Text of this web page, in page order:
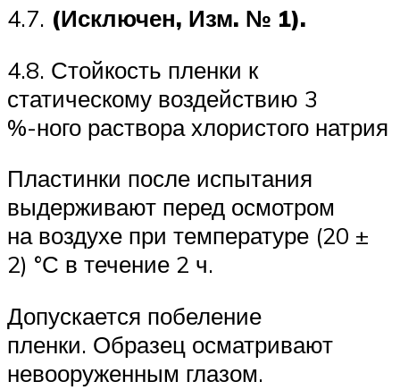
4.7. (Исключен, Изм. № 1).
4.8. Стойкость пленки к
статическому воздействию 3
%-ного раствора хлористого натрия
Пластинки после испытания
выдерживают перед осмотром
на воздухе при температуре (20 ±
2) °С в течение 2 ч.
Допускается побеление
пленки. Образец осматривают
невооруженным глазом.